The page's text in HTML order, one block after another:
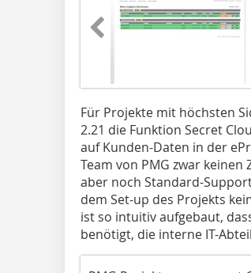
Für Projekte mit höchsten
2.21 die Funktion Secret
auf Kunden-Daten in der
Team von PMG zwar
aber noch Standard-
dem Set-up des Projekts
ist so intuitiv aufgebaut,
benötigt, die interne IT-